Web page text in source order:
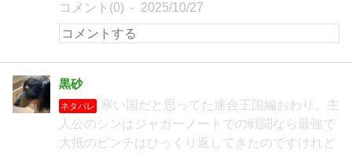
コメント(0) 2025/10/27
黒砂
ネタバレ
寒い国だと思ってた連合王国編おわり。主
人公のシンはジャガーノートでの戦闘なら最強で
大抵のピンチはひっくり返してきたのですけれど